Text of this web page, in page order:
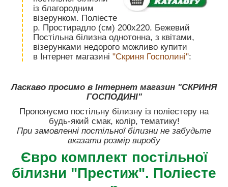
із благородним
візерунком. Поліесте
р. Простирадло (см) 200х220. Бежевий
Постільна білизна однотонна, з квітами,
візерунками недорого можливо купити
в Інтернет магазині "Скриня Госполині":
Ласкаво просимо в Інтернет магазин "СКРИНЯ
ГОСПОДИНІ"
Пропонуємо постільну білизну із поліестеру на
будь-який смак, колір, тематику!
При замовленні постільної білизни не забудьте
вказати розмір виробу
Євро комплект постільної
білизни "Престиж". Поліесте